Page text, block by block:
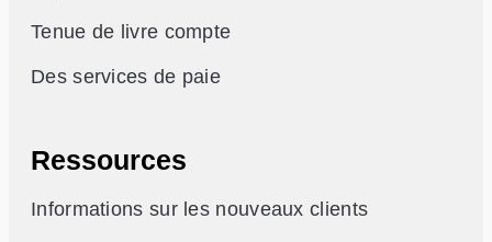
Tenue de livre compte
Des services de paie
Ressources
Informations sur les nouveaux clients